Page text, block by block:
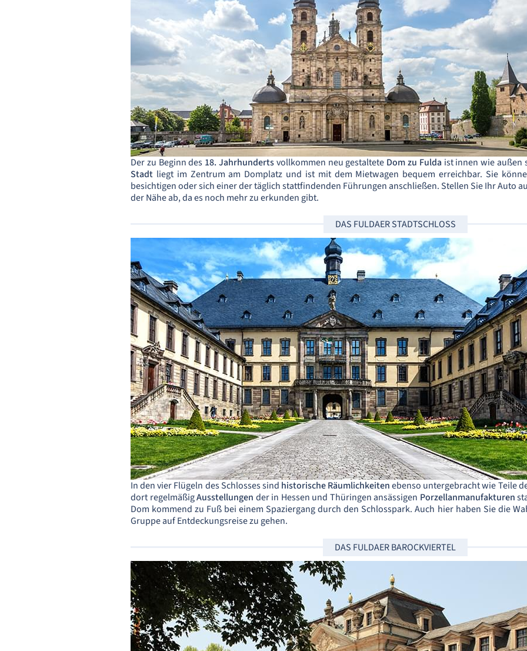
Der zu Beginn des 18. Jahrhundertsvollkommen neu gestaltete Dom zu Fulda ist innen wie außen
Stadt liegt im Zentrum am Domplatz und ist mit dem Mietwagen bequem erreichbar. Sie
besichtigen oder sich einer der täglich stattfindenden Führungen anschließen. Stellen Sie Ihr Auto
der Nähe ab, da es noch mehr zu erkunden gibt.
DAS FULDAER STADTSCHLOSS
In den vier Flügeln des Schlosses sind historische Räumlichkeitenebenso untergebracht wie Teile
dort regelmäßigAusstellungen der in Hessen und Thüringen ansässigen Porzellanmanufakturen
Dom kommend zu Fuß bei einem Spaziergang durch den Schlosspark. Auch hier haben Sie die
Gruppe auf Entdeckungsreise zu gehen.
DAS FULDAER BAROCKVIERTEL